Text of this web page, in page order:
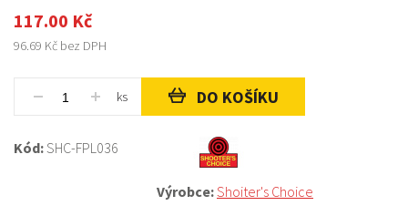
Kód:SHC-FPL036
Výrobce:Shoiter's Choice
117.00 Kč
96.69 Kč bez DPH
ks DO KOŠÍKU